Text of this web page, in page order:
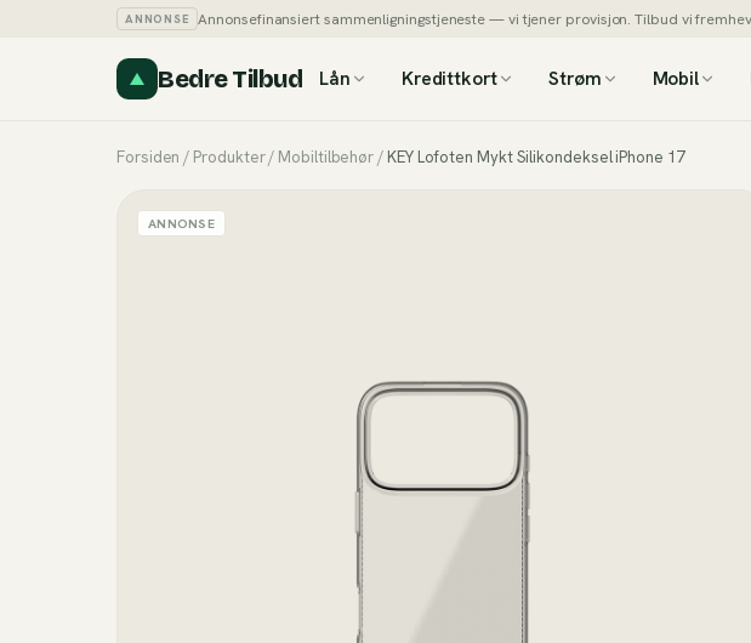
ANNONSE Annonsefinansiert sammenligningstjeneste — vi tjener provisjon. Tilbud vi
Bedre Tilbud Lån Kredittkort Strøm Mobil
Forsiden / Produkter/ Mobiltilbehør/ KEY Lofoten Mykt Silikondeksel iPhone 17
ANNONSE